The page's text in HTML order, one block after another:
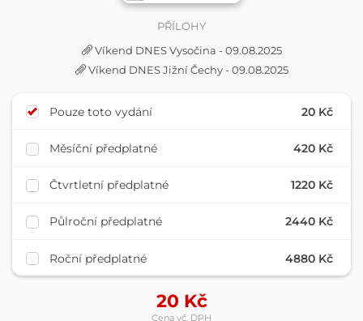
PŘÍLOHY
Víkend DNES Vysočina - 09.08.2025
Víkend DNES Jižní Čechy - 09.08.2025
Pouze toto vydání 20 Kč
Měsíční předplatné 420 Kč
Čtvrtletní předplatné 1220 Kč
Půlroční předplatné 2440 Kč
Roční předplatné 4880 Kč
20 Kč
Cena vč. DPH